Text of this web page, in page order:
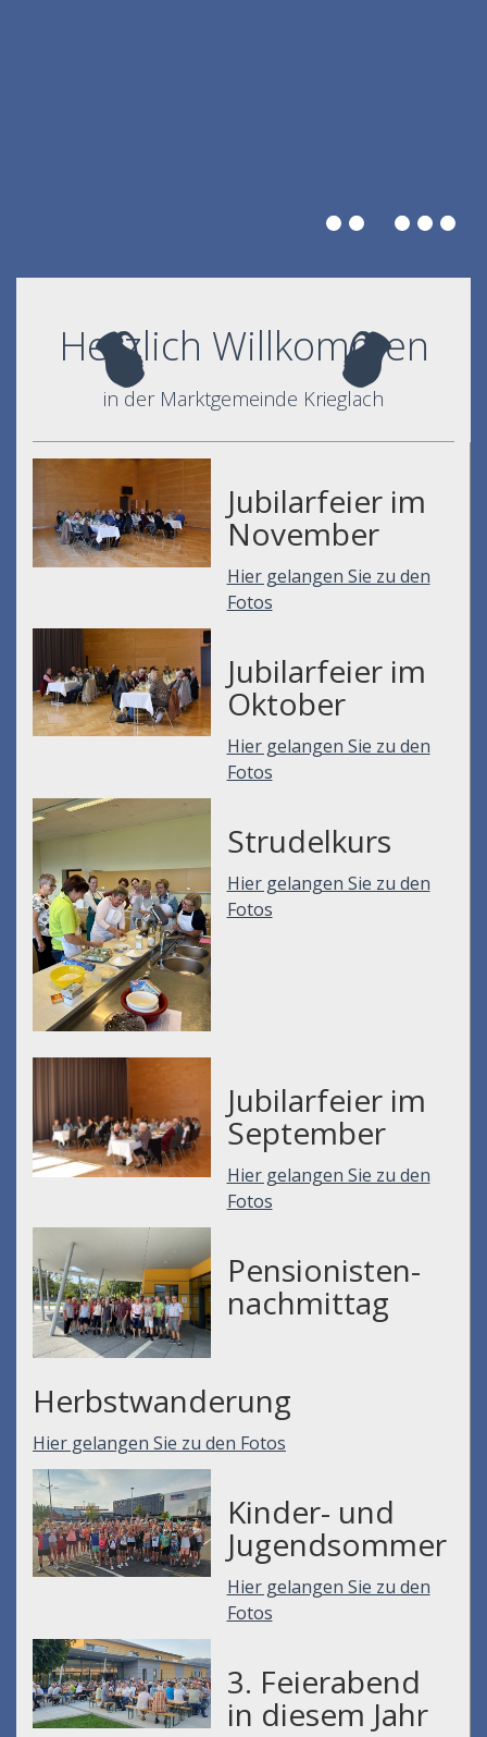
Herzlich Willkommen
in der Marktgemeinde Krieglach
Jubilarfeier im
November
Hier gelangen Sie zu den
Fotos
Jubilarfeier im
Oktober
Hier gelangen Sie zu den
Fotos
Strudelkurs
Hier gelangen Sie zu den
Fotos
Jubilarfeier im
September
Hier gelangen Sie zu den
Fotos
Pensionisten-
nachmittag
Herbstwanderung
Hier gelangen Sie zu den Fotos
Kinder- und
Jugendsommer
Hier gelangen Sie zu den
Fotos
3. Feierabend
in diesem Jahr